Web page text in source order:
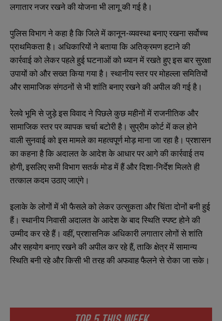
लगातार नजर रखने की योजना भी लागू की गई है।
पुलिस विभाग ने कहा है कि जिले में कानून-व्यवस्था बनाए रखना सर्वोच्च
प्राथमिकता है। अधिकारियों ने बताया कि अतिक्रमण हटाने की
कार्रवाई को लेकर पहले हुई घटनाओं को ध्यान में रखते हुए इस बार सुरक्षा
उपायों को और सख्त किया गया है। स्थानीय स्तर पर मोहल्ला समितियों
और सामाजिक संगठनों से भी शांति बनाए रखने की अपील की गई है।
रेलवे भूमि से जुड़े इस विवाद ने पिछले कुछ महीनों में राजनीतिक और
सामाजिक स्तर पर व्यापक चर्चा बटोरी है। सुप्रीम कोर्ट में कल होने
वाली सुनवाई को इस मामले का महत्वपूर्ण मोड़ माना जा रहा है। प्रशासन
का कहना है कि अदालत के आदेश के आधार पर आगे की कार्रवाई तय
होगी, इसलिए सभी विभाग सतर्क मोड में हैं और दिशा-निर्देश मिलते ही
तत्काल कदम उठाए जाएंगे।
इलाके के लोगों में भी फैसले को लेकर उत्सुकता और चिंता दोनों बनी हुई
हैं। स्थानीय निवासी अदालत के आदेश के बाद स्थिति स्पष्ट होने की
उम्मीद कर रहे हैं। वहीं, प्रशासनिक अधिकारी लगातार लोगों से शांति
और सहयोग बनाए रखने की अपील कर रहे हैं, ताकि क्षेत्र में सामान्य
स्थिति बनी रहे और किसी भी तरह की अफवाह फैलने से रोका जा सके।